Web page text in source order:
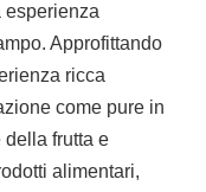
esperienza
Approfittando
ricca
come pure in
frutta e
alimentari,